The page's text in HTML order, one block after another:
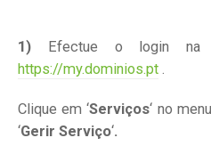
1) Efectue o login na
https://my.dominios.pt .
Clique em ‘Serviços‘ no
‘Gerir Serviço‘.